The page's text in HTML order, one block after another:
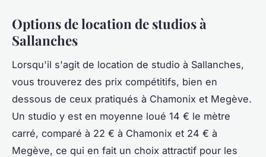
Options de location de studios à
Sallanches
Lorsqu'il s'agit de location de studio à Sallanches,
vous trouverez des prix compétitifs, bien en
dessous de ceux pratiqués à Chamonix et Megève.
Un studio y est en moyenne loué 14 € le mètre
carré, comparé à 22 € à Chamonix et 24 € à
Megève, ce qui en fait un choix attractif pour les